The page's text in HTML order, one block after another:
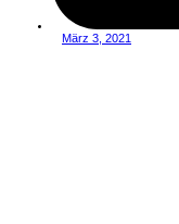
März 3, 2021